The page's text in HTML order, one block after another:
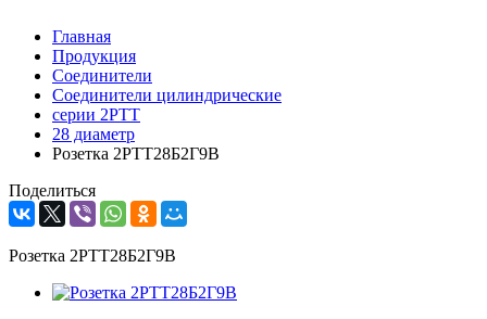
Главная
Продукция
Соединители
Соединители цилиндрические
серии 2РТТ
28 диаметр
Розетка 2РТТ28Б2Г9В
Поделиться
Розетка 2РТТ28Б2Г9В